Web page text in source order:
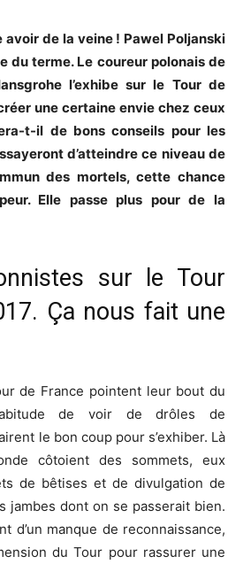
avoir de la veine ! Pawel Poljanski
du terme. Le coureur polonais de
l’exhibe sur le Tour de
une certaine envie chez ceux
t-il de bons conseils pour les
d’atteindre ce niveau de
des mortels, cette chance
Elle passe plus pour de la
sur le Tour
Ça nous fait une
de France pointent leur bout du
de voir de drôles de
le bon coup pour s’exhiber. Là
côtoient des sommets, eux
de bêtises et de divulgation de
jambes dont on se passerait bien.
d’un manque de reconnaissance,
du Tour pour rassurer une